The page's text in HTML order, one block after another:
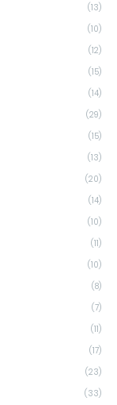
(13)
(10)
(12)
(15)
(14)
(29)
(15)
(13)
(20)
(14)
(10)
(11)
(10)
(8)
(7)
(11)
(17)
(23)
(33)